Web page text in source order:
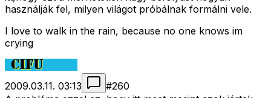
használják fel, milyen világot próbálnak formálni vele.
I love to walk in the rain, because no one knows im
crying
2009.03.11. 03:13 #260